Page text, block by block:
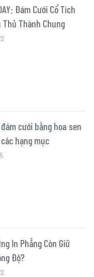
Đám Cưới Cổ Tích
Thủ Thành Chung
cưới bằng hoa sen
hạng mục
In Phẳng Còn Giữ
Độ?